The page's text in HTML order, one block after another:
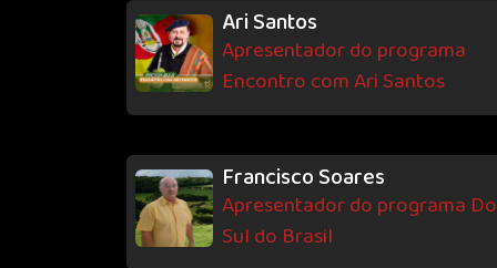
Ari Santos
Apresentador do programa
Encontro com Ari Santos
Francisco Soares
Apresentador do programa Do
Sul do Brasil